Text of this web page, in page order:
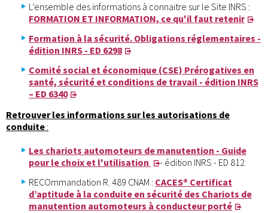
L’ensemble des informations à connaitre sur le Site INRS :
FORMATION ET INFORMATION, ce qu'il faut retenir
Formation à la sécurité. Obligations réglementaires -
édition INRS - ED 6298
Comité social et économique (CSE) Prérogatives en
santé, sécurité et conditions de travail - édition INRS
– ED 6340
Retrouver les informations sur les autorisations de
conduite :
Les chariots automoteurs de manutention - Guide
pour le choix et l'utilisation
- édition INRS - ED 812
RECOmmandation R. 489 CNAM : CACES® Certificat
d’aptitude à la conduite en sécurité des Chariots de
manutention automoteurs à conducteur porté